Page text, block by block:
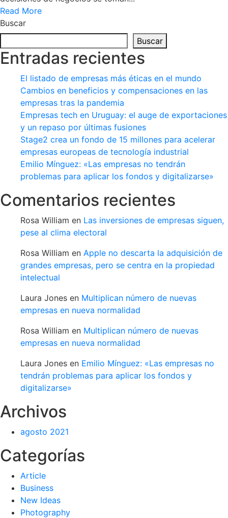
Read More
Buscar
Buscar
Entradas recientes
El listado de empresas más éticas en el mundo
Cambios en beneficios y compensaciones en las
empresas tras la pandemia
Empresas tech en Uruguay: el auge de exportaciones
y un repaso por últimas fusiones
Stage2 crea un fondo de 15 millones para acelerar
empresas europeas de tecnología industrial
Emilio Mínguez: «Las empresas no tendrán
problemas para aplicar los fondos y digitalizarse»
Comentarios recientes
Rosa William en Las inversiones de empresas siguen,
pese al clima electoral
Rosa William en Apple no descarta la adquisición de
grandes empresas, pero se centra en la propiedad
intelectual
Laura Jones en Multiplican número de nuevas
empresas en nueva normalidad
Rosa William en Multiplican número de nuevas
empresas en nueva normalidad
Laura Jones en Emilio Mínguez: «Las empresas no
tendrán problemas para aplicar los fondos y
digitalizarse»
Archivos
agosto 2021
Categorías
Article
Business
New Ideas
Photography